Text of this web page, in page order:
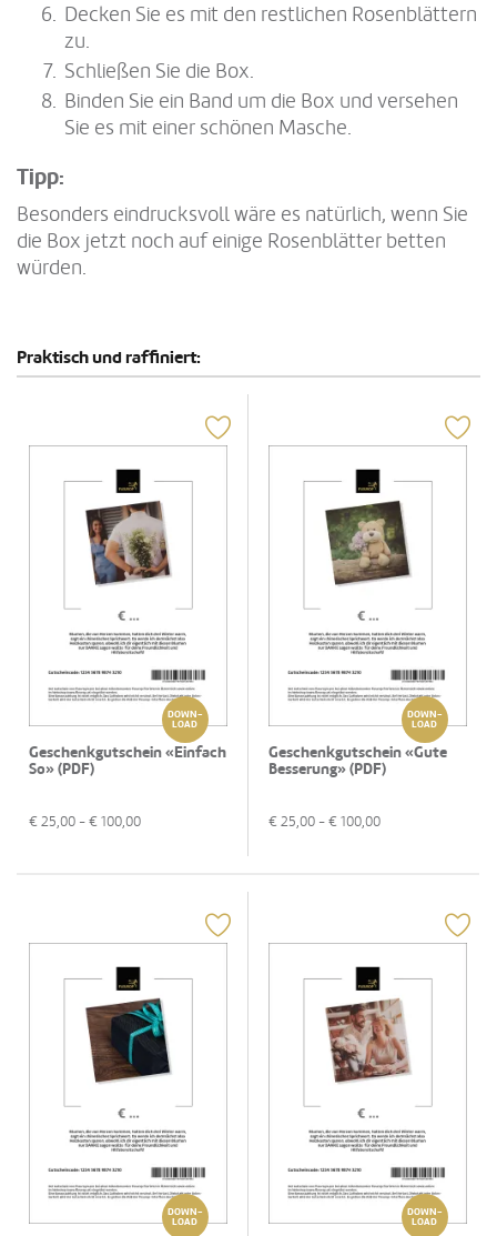
Decken Sie es mit den restlichen Rosenblättern
zu.
Schließen Sie die Box.
Binden Sie ein Band um die Box und versehen
Sie es mit einer schönen Masche.
Tipp:
Besonders eindrucksvoll wäre es natürlich, wenn Sie
die Box jetzt noch auf einige Rosenblätter betten
würden.
Praktisch und raffiniert:
DOWN-
LOAD
Geschenkgutschein «Einfach
So» (PDF)
€ 25,00 - € 100,00
DOWN-
LOAD
Geschenkgutschein «Gute
Besserung» (PDF)
€ 25,00 - € 100,00
DOWN-
LOAD
DOWN-
LOAD